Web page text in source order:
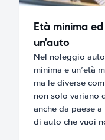
Età minima
un'auto
Nel noleggio
minima e un’età
ma le diverse
non solo variano
anche da paese
di auto che vuoi